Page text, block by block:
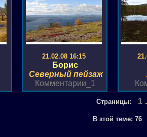
21.02.08 16:15
Борис
Северный пейзаж
Комментарии_1
Страницы: 1
В зтой теме: 76